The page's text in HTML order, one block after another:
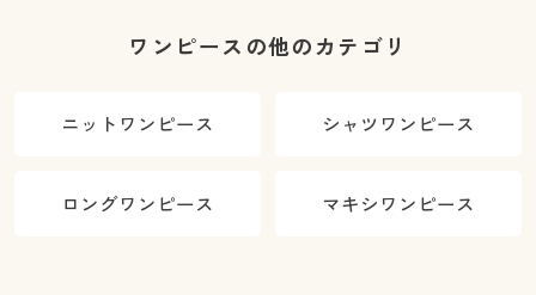
ワンピースの他のカテゴリ
ニットワンピース シャツワンピース
ロングワンピース マキシワンピース